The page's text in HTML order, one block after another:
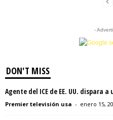
-
DON'T MISS
Agente del ICE de EE. UU. dispara
Premier televisión usa - enero 15,